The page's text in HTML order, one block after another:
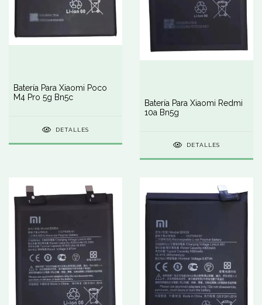
Batería Para Xiaomi Poco
M4 Pro 5g Bn5c
DETALLES
Batería Para Xiaomi Redmi
10a Bn5g
DETALLES